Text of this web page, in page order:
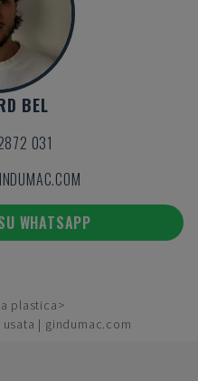
BEL
031
WHATSAPP
plastica
usata | gindumac.com